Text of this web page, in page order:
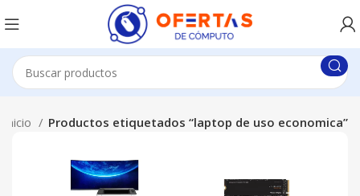
Inicio Productos etiquetados “laptop de uso economica”